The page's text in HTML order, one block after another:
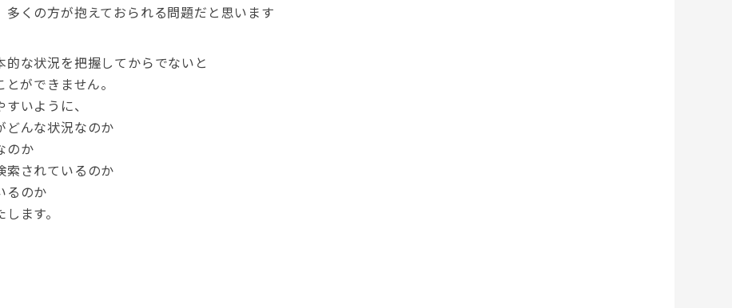
くの方が抱えておられる問題だと思います
な状況を把握してからでないと
ができません。
いように、
どんな状況なのか
のか
索されているのか
るのか
ます。